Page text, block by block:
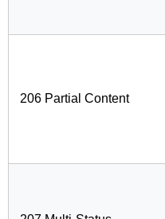
206 Partial Content